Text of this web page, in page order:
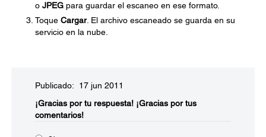
o JPEG para guardar el escaneo en ese formato.
Toque Cargar. El archivo escaneado se guarda en su
servicio en la nube.
Publicado: 17 jun 2011
¡Gracias por tu respuesta! ¡Gracias por tus
comentarios!